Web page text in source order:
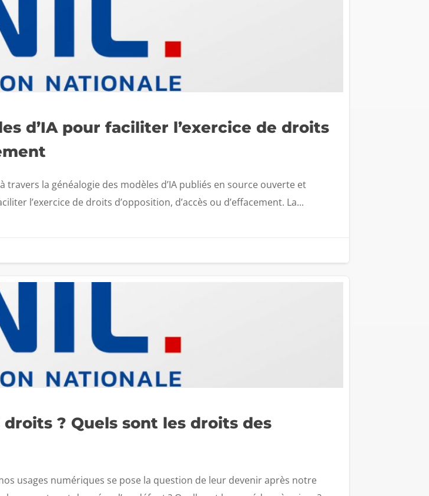
d’IA pour faciliter l’exercice de droits
la généalogie des modèles d’IA publiés en source ouverte et
l’exercice de droits d’opposition, d’accès ou d’effacement. La...
? Quels sont les droits des
usages numériques se pose la question de leur devenir après notre